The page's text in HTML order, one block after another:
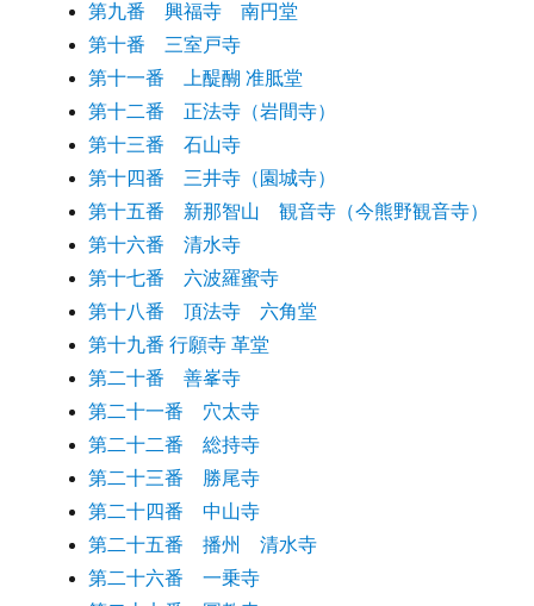
第九番 興福寺 南円堂
第十番 三室戸寺
第十一番 上醍醐 准胝堂
第十二番 正法寺（岩間寺）
第十三番 石山寺
第十四番 三井寺（園城寺）
第十五番 新那智山 観音寺（今熊野観音寺）
第十六番 清水寺
第十七番 六波羅蜜寺
第十八番 頂法寺 六角堂
第十九番 行願寺 革堂
第二十番 善峯寺
第二十一番 穴太寺
第二十二番 総持寺
第二十三番 勝尾寺
第二十四番 中山寺
第二十五番 播州 清水寺
第二十六番 一乗寺